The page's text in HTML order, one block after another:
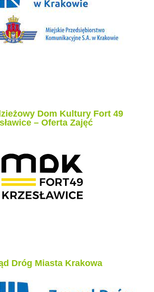
Dom Kultury Fort 49
– Oferta Zajęć
Dróg Miasta Krakowa